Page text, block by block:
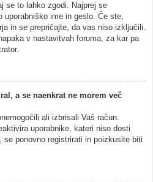
se to lahko zgodi. Najprej se
uporabniško ime in geslo. Če ste,
in se prepričajte, da vas niso izključili.
v nastavitvah foruma, za kar pa
a se naenkrat ne morem več
ali izbrisali Vaš račun.
uporabnike, kateri niso dosti
ponovno registrirati in poizkusite biti